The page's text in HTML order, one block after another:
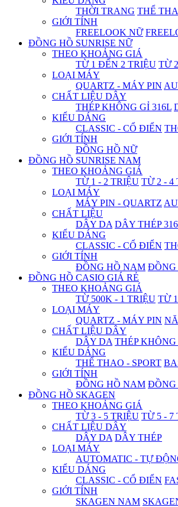
THỜI TRANG THỂ
GIỚI TÍNH
FREELOOK NỮ
ĐỒNG HỒ SUNRISE NỮ
THEO KHOẢNG GIÁ
TỪ 1 ĐẾN 2 TRIỆU TỪ
LOẠI MÁY
QUARTZ - MÁY PIN
CHẤT LIỆU DÂY
THÉP KHÔNG GỈ 316L
KIỂU DÁNG
CLASSIC - CỔ ĐIỂN
GIỚI TÍNH
ĐỒNG HỒ NỮ
ĐỒNG HỒ SUNRISE NAM
THEO KHOẢNG GIÁ
TỪ 1 - 2 TRIỆU TỪ 2 - 4
LOẠI MÁY
MÁY PIN - QUARTZ
CHẤT LIỆU
DÂY DA DÂY THÉP
KIỂU DÁNG
CLASSIC - CỔ ĐIỂN
GIỚI TÍNH
ĐỒNG HỒ NAM ĐỒNG
ĐỒNG HỒ CASIO GIÁ RẺ
THEO KHOẢNG GIÁ
TỪ 500K - 1 TRIỆU TỪ
LOẠI MÁY
QUARTZ - MÁY PIN
CHẤT LIỆU DÂY
DÂY DA THÉP KHÔNG
KIỂU DÁNG
THỂ THAO - SPORT
GIỚI TÍNH
ĐỒNG HỒ NAM ĐỒNG
ĐỒNG HỒ SKAGEN
THEO KHOẢNG GIÁ
TỪ 3 - 5 TRIỆU TỪ 5 - 7
CHẤT LIỆU DÂY
DÂY DA DÂY THÉP
LOẠI MÁY
AUTOMATIC - TỰ
KIỂU DÁNG
CLASSIC - CỔ ĐIỂN
GIỚI TÍNH
SKAGEN NAM